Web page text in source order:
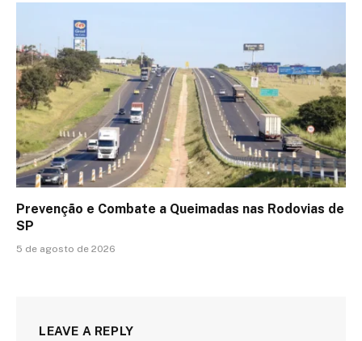
Prevenção e Combate a Queimadas nas Rodovias de
SP
5 de agosto de 2026
LEAVE A REPLY